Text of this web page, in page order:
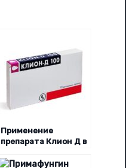
Применение
препарата Клион Д в
и воспалительных